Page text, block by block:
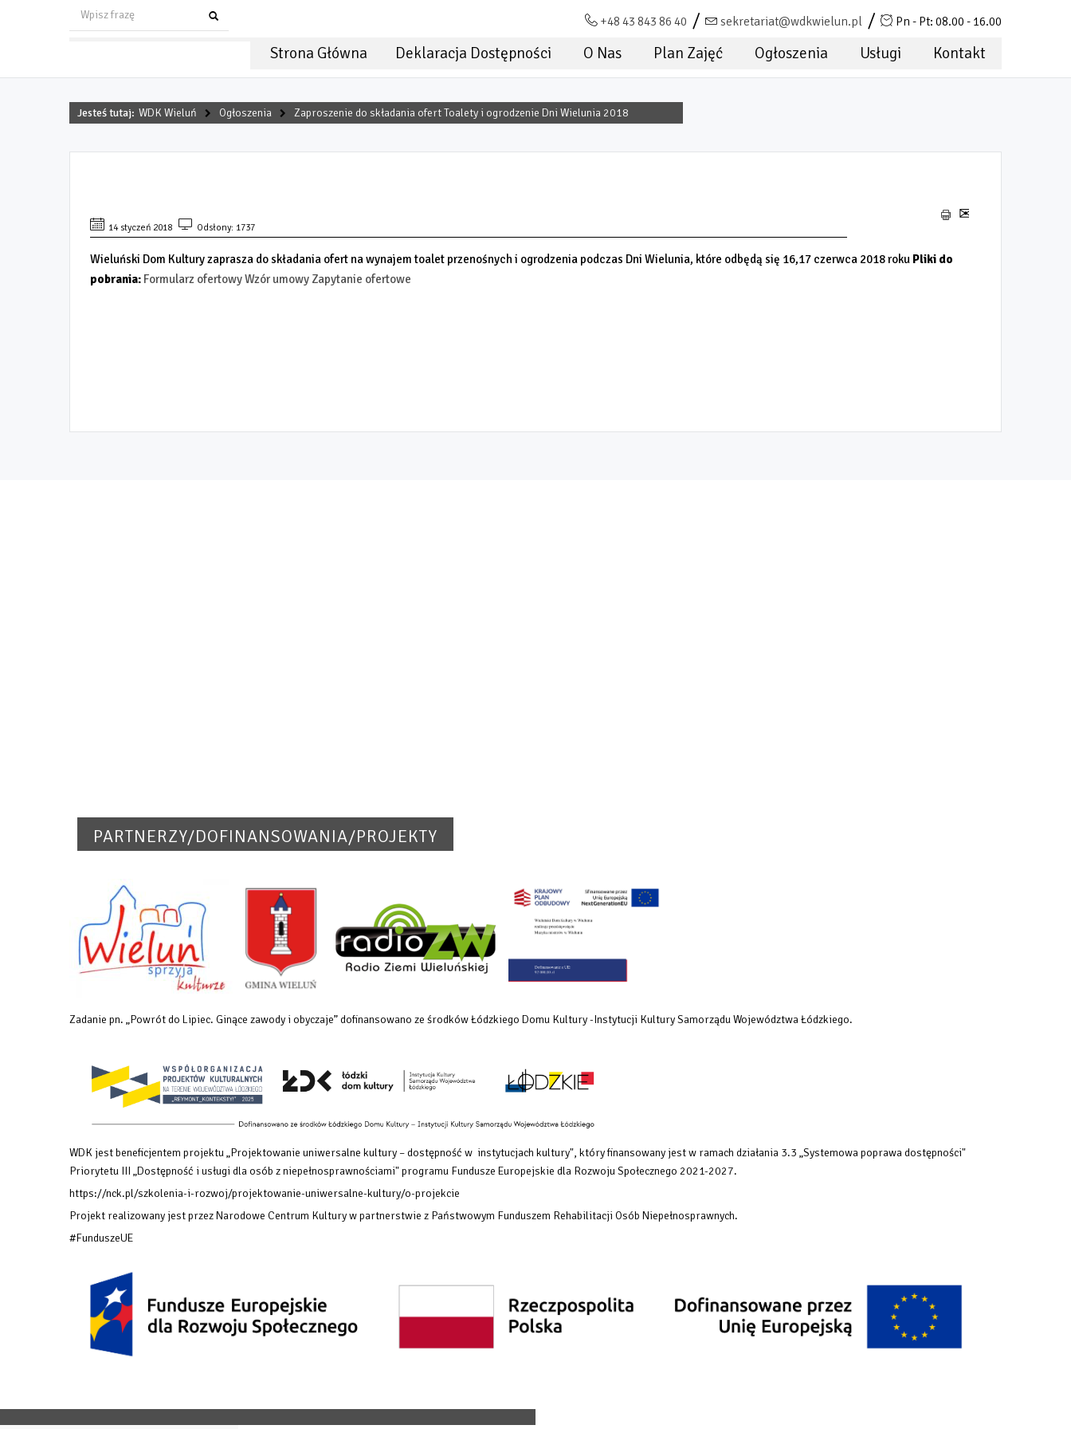
+48 43 843 86 40 sekretariat@wdkwielun.pl Pn - Pt: 08.00 - 16.00
Strona Główna Deklaracja Dostępności O Nas Plan Zajęć Ogłoszenia Usługi Kontakt
Jesteś tutaj: WDK Wieluń Ogłoszenia Zaproszenie do składania ofert Toalety i ogrodzenie Dni Wielunia 2018
14 styczeń 2018 Odsłony: 1737
Wieluński Dom Kultury zaprasza do składania ofert na wynajem toalet przenośnych i ogrodzenia podczas Dni Wielunia, które odbędą się 16,17 czerwca 2018 roku Pliki do
pobrania: Formularz ofertowyWzór umowy Zapytanie ofertowe
PARTNERZY/DOFINANSOWANIA/PROJEKTY
Zadanie pn. „Powrót do Lipiec. Ginące zawody i obyczaje” dofinansowano ze środków Łódzkiego Domu Kultury -Instytucji Kultury Samorządu Województwa Łódzkiego.
WDK jest beneficjentem projektu „Projektowanie uniwersalne kultury – dostępność w instytucjach kultury", który finansowany jest w ramach działania 3.3 „Systemowa poprawa dostępności"
Priorytetu III „Dostępność i usługi dla osób z niepełnosprawnościami" programu Fundusze Europejskie dla Rozwoju Społecznego 2021-2027.
https://nck.pl/szkolenia-i-rozwoj/projektowanie-uniwersalne-kultury/o-projekcie
Projekt realizowany jest przez Narodowe Centrum Kultury w partnerstwie z Państwowym Funduszem Rehabilitacji Osób Niepełnosprawnych.
#FunduszeUE